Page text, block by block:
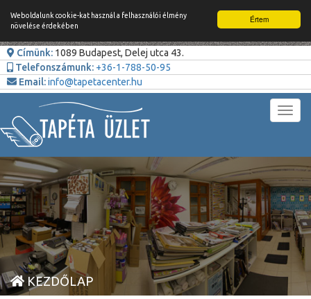
Értem
Weboldalunk cookie-kat használ a felhasználói élmény
növelése érdekében
Címünk: 1089 Budapest, Delej utca 43.
Telefonszámunk: +36-1-788-50-95
Email:info@tapetacenter.hu
KEZDŐLAP